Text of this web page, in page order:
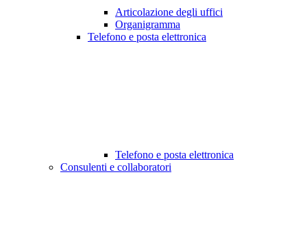
Articolazione degli uffici
Organigramma
Telefono e posta elettronica
Telefono e posta elettronica
Consulenti e collaboratori